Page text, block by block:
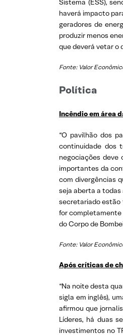
Sistema (ESS),
haverá impacto
geradores de
produzir menos
que deverá vetar o
Fonte: Valor
Política
Incêndio em área
“O pavilhão dos
continuidade dos
negociações
importantes da
com divergências
seja aberta a todas
secretariado estão
for completamente
do Corpo de
Fonte: Valor
Após críticas de
“Na noite desta
sigla em inglês),
afirmou que
Líderes, há duas
investimentos no